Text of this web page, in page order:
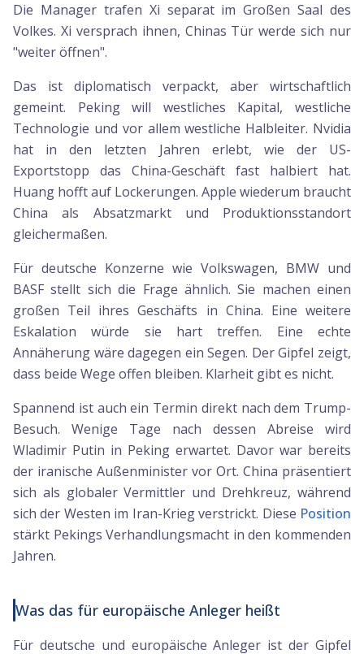
Die Manager trafen Xi separat im Großen Saal des
Volkes. Xi versprach ihnen, Chinas Tür werde sich nur
"weiter öffnen".
Das ist diplomatisch verpackt, aber wirtschaftlich
gemeint. Peking will westliches Kapital, westliche
Technologie und vor allem westliche Halbleiter. Nvidia
hat in den letzten Jahren erlebt, wie der US-
Exportstopp das China-Geschäft fast halbiert hat.
Huang hofft auf Lockerungen. Apple wiederum braucht
China als Absatzmarkt und Produktionsstandort
gleichermaßen.
Für deutsche Konzerne wie Volkswagen, BMW und
BASF stellt sich die Frage ähnlich. Sie machen einen
großen Teil ihres Geschäfts in China. Eine weitere
Eskalation würde sie hart treffen. Eine echte
Annäherung wäre dagegen ein Segen. Der Gipfel zeigt,
dass beide Wege offen bleiben. Klarheit gibt es nicht.
Spannend ist auch ein Termin direkt nach dem Trump-
Besuch. Wenige Tage nach dessen Abreise wird
Wladimir Putin in Peking erwartet. Davor war bereits
der iranische Außenminister vor Ort. China präsentiert
sich als globaler Vermittler und Drehkreuz, während
sich der Westen im Iran-Krieg verstrickt. Diese Position
stärkt Pekings Verhandlungsmacht in den kommenden
Jahren.
Was das für europäische Anleger heißt
Für deutsche und europäische Anleger ist der Gipfel